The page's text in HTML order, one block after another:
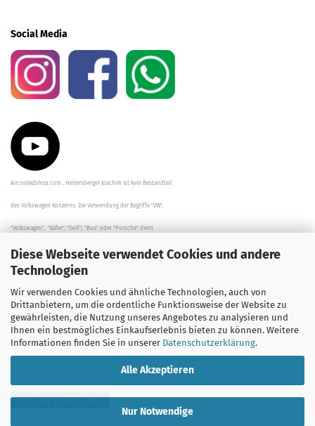
Diese Webseite verwendet Cookies und andere
Technologien
Wir verwenden Cookies und ähnliche Technologien, auch von
Drittanbietern, um die ordentliche Funktionsweise der Website zu
gewährleisten, die Nutzung unseres Angebotes zu analysieren und
Ihnen ein bestmögliches Einkaufserlebnis bieten zu können. Weitere
Informationen finden Sie in unserer Datenschutzerklärung.
Alle Akzeptieren
Nur Notwendige
Social Media
Aircooledshop.com , Hintersberger Joachim ist kein Bestandteil
des Volkswagen Konzerns. Die Verwendung der Begriffe "VW",
"Volkswagen", "Käfer", "Golf", "Bus" oder "Porsche" dient
der Beschreibung der Teile und stellt in keinem Fall eine direkte
Verbindung zu dem Unternehmen "Volkswagen" her/da.
Die Beschreibungen, Zeichnungen und Angaben zur
Verwendung sind sorgfältig überprüft worden.
Vertrag widerrufen